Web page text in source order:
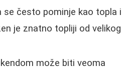
se često pominje kao topla i
je znatno topliji od velikog
može biti veoma